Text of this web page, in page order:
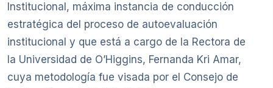
Institucional, máxima instancia de conducción
estratégica del proceso de autoevaluación
institucional y que está a cargo de la Rectora de
la Universidad de O’Higgins, Fernanda Kri Amar,
cuya metodología fue visada por el Consejo de